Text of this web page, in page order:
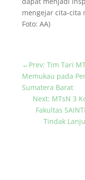
mengejar cita-cita
Foto: AA)
← Prev: Tim Tari
Memukau pada
Sumatera Barat
Next: MTsN 3
Fakultas
Tindak